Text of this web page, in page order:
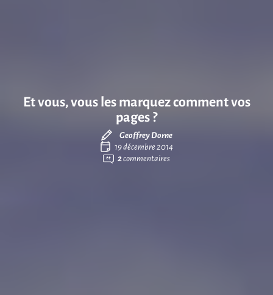
Et vous, vous les marquez comment vos
pages ?
Geoffrey Dorne
19 décembre 2014
2commentaires